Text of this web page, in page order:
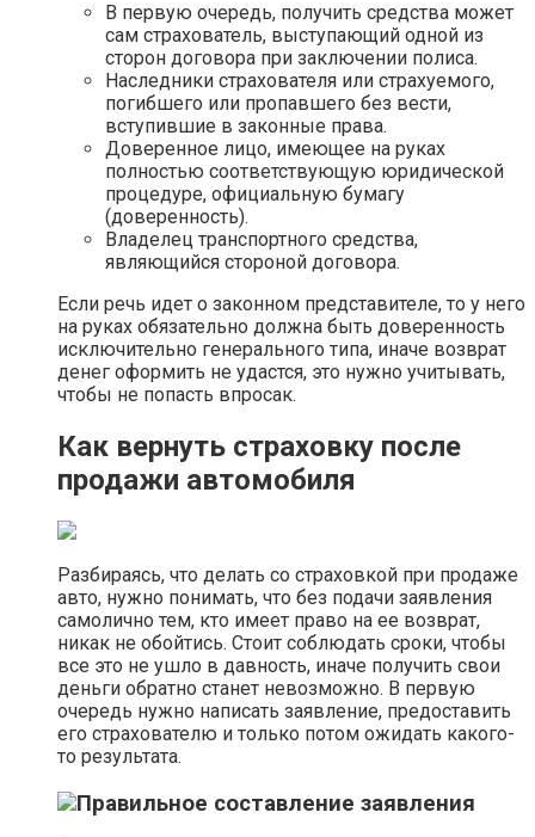
В первую очередь, получить средства может
сам страхователь, выступающий одной из
сторон договора при заключении полиса.
Наследники страхователя или страхуемого,
погибшего или пропавшего без вести,
вступившие в законные права.
Доверенное лицо, имеющее на руках
полностью соответствующую юридической
процедуре, официальную бумагу
(доверенность).
Владелец транспортного средства,
являющийся стороной договора.
Если речь идет о законном представителе, то у него
на руках обязательно должна быть доверенность
исключительно генерального типа, иначе возврат
денег оформить не удастся, это нужно учитывать,
чтобы не попасть впросак.
Как вернуть страховку после
продажи автомобиля
Разбираясь, что делать со страховкой при продаже
авто, нужно понимать, что без подачи заявления
самолично тем, кто имеет право на ее возврат,
никак не обойтись. Стоит соблюдать сроки, чтобы
все это не ушло в давность, иначе получить свои
деньги обратно станет невозможно. В первую
очередь нужно написать заявление, предоставить
его страхователю и только потом ожидать какого-
то результата.
Правильное составление заявления